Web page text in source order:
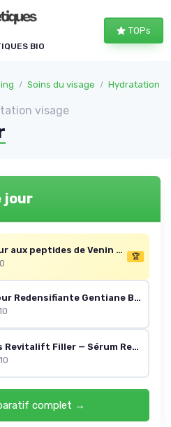
BIO
TOPs
Soins du visage Hydratation
visage
jour
Crème de Jour aux peptides de Venin de Serpent 2x50ml – N°1 France TV - Crème Anti-Rides Visage - Effet Lissant & Raffermissant - Soin Hydratant Quotidien - Formules Contrôlées Lot de 2 Crème Jour
🏆
Crème De Jour Redensifiante Gentiane Bleue & Edelweiss – Crème Visage Anti‑Rides Femme 50+ Peaux Matures, Redessine L’Ovale, Collagen+ Active Complex*, Non Comédogène, Vegan NATRUE, 40ml CRÈME DE JOUR GENTIANE BLEUE
L'Oréal Paris Revitalift Filler — Sérum Repulpant + Soin Jour (Acide Hyaluronique)
complet →